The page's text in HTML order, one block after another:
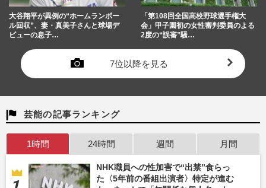
大谷翔平が異例の“ホームランボー
ル回収”、妻・真美子さんと球場デ
ビューの息子…
「第108回全国高校野球選手権大
会」甲子園初の女性審判委員のよる
2度の“誤審”騒…
7位以降を見る
芸能の記事ランキング
1時間 24時間 週間 月間
NHK職員への性加害で“出禁”食らっ
た〈5年前の番組出演者〉特定が進む